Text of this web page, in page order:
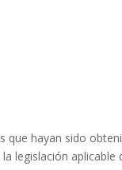
que hayan sido
legislación aplicable